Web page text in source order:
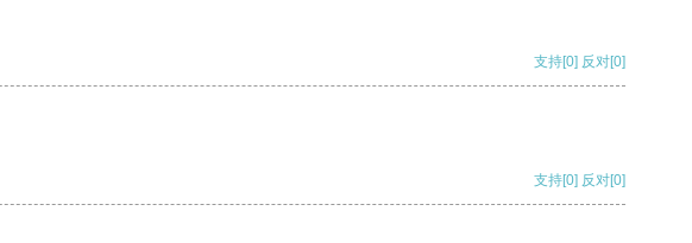
支持[0] 反对[0]
支持[0] 反对[0]